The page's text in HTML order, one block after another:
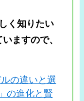
く知りたい
ますので、
の違いと選
の進化と賢